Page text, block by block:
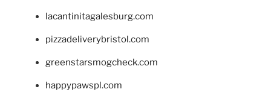
lacantinitagalesburg.com
pizzadeliverybristol.com
greenstarsmogcheck.com
happypawspl.com